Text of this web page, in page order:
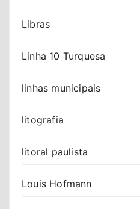
Libras
Linha 10 Turquesa
linhas municipais
litografia
litoral paulista
Louis Hofmann